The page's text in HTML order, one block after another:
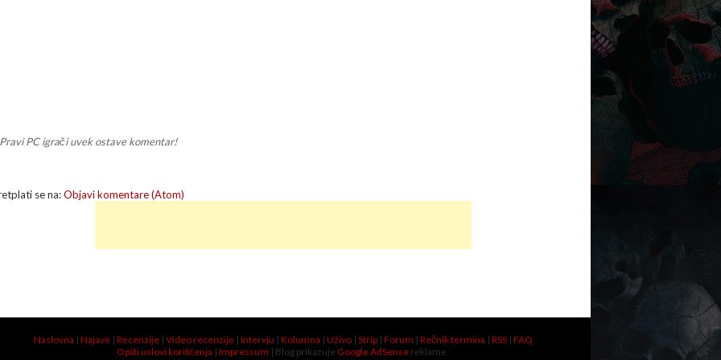
Pravi PC igrači uvek ostave komentar!
se na:Objavi komentare (Atom)
Naslovna | Najave| Recenzije| Video recenzije| Intervju | Kolumna | Uživo| Strip| Forum | Rečnik termina | RSS| FAQ
Opšti uslovi korišćenja | Impressum | Blog prikazuje Google AdSense reklame.